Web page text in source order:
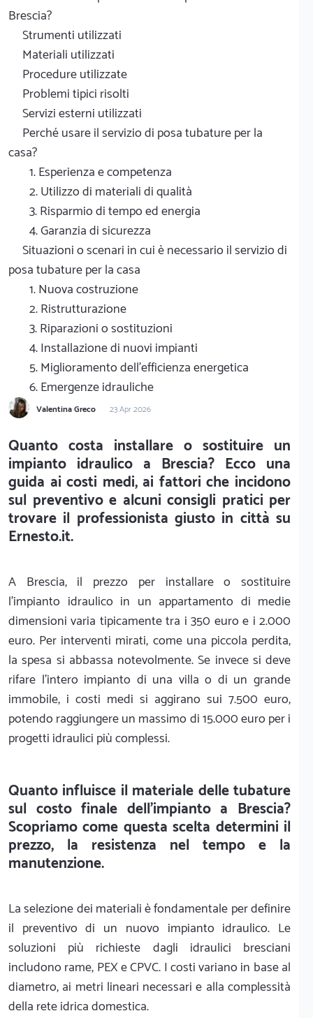
Brescia?
Strumenti utilizzati
Materiali utilizzati
Procedure utilizzate
Problemi tipici risolti
Servizi esterni utilizzati
Perché usare il servizio di posa tubature per la
casa?
1. Esperienza e competenza
2. Utilizzo di materiali di qualità
3. Risparmio di tempo ed energia
4. Garanzia di sicurezza
Situazioni o scenari in cui è necessario il servizio di
posa tubature per la casa
1. Nuova costruzione
2. Ristrutturazione
3. Riparazioni o sostituzioni
4. Installazione di nuovi impianti
5. Miglioramento dell'efficienza energetica
6. Emergenze idrauliche
Valentina Greco 23 Apr 2026
Quanto costa installare o sostituire un
impianto idraulico a Brescia? Ecco una
guida ai costi medi, ai fattori che incidono
sul preventivo e alcuni consigli pratici per
trovare il professionista giusto in città su
Ernesto.it.
A Brescia, il prezzo per installare o sostituire
l'impianto idraulico in un appartamento di medie
dimensioni varia tipicamente tra i 350 euro e i 2.000
euro. Per interventi mirati, come una piccola perdita,
la spesa si abbassa notevolmente. Se invece si deve
rifare l'intero impianto di una villa o di un grande
immobile, i costi medi si aggirano sui 7.500 euro,
potendo raggiungere un massimo di 15.000 euro per i
progetti idraulici più complessi.
Quanto influisce il materiale delle tubature
sul costo finale dell'impianto a Brescia?
Scopriamo come questa scelta determini il
prezzo, la resistenza nel tempo e la
manutenzione.
La selezione dei materiali è fondamentale per definire
il preventivo di un nuovo impianto idraulico. Le
soluzioni più richieste dagli idraulici bresciani
includono rame, PEX e CPVC. I costi variano in base al
diametro, ai metri lineari necessari e alla complessità
della rete idrica domestica.